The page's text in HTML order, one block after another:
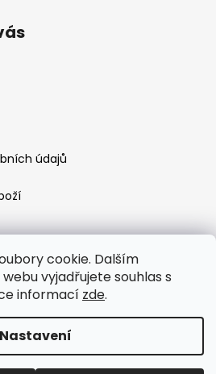
cookie. Dalším
vyjadřujete souhlas s
informací zde.
Nastavení
údajů
platby